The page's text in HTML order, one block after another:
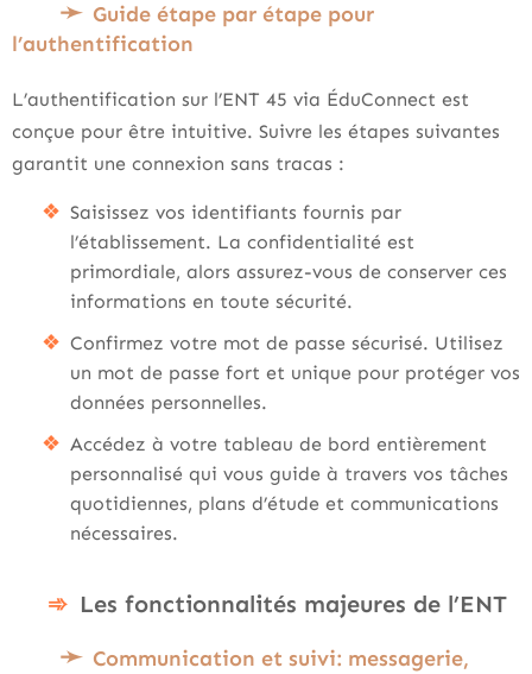
Guide étape par étape pour
l’authentification
L’authentification sur l’ENT 45 via ÉduConnect est
conçue pour être intuitive. Suivre les étapes suivantes
garantit une connexion sans tracas :
Saisissez vos identifiants fournis par
l’établissement. La confidentialité est
primordiale, alors assurez-vous de conserver ces
informations en toute sécurité.
Confirmez votre mot de passe sécurisé. Utilisez
un mot de passe fort et unique pour protéger vos
données personnelles.
Accédez à votre tableau de bord entièrement
personnalisé qui vous guide à travers vos tâches
quotidiennes, plans d’étude et communications
nécessaires.
Les fonctionnalités majeures de l’ENT
Communication et suivi: messagerie,